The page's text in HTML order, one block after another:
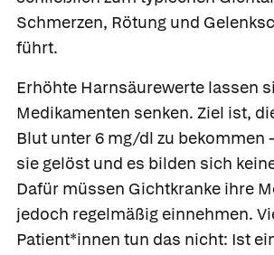
Schmerzen, Rötung und
führt.
Erhöhte Harnsäurewerte lassen
Medikamenten senken. Ziel ist,
Blut unter 6 mg/dl zu bekommen
sie gelöst und es bilden sich
Dafür müssen Gichtkranke ihre
jedoch regelmäßig einnehmen.
Patient*innen tun das nicht: Ist